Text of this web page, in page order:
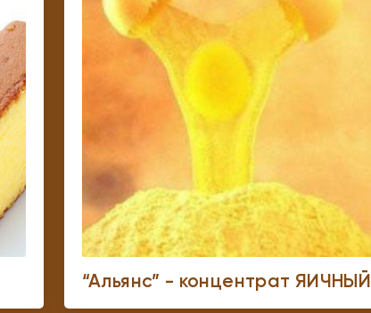
“Альянс” - концентрат ЯИЧНЫЙ